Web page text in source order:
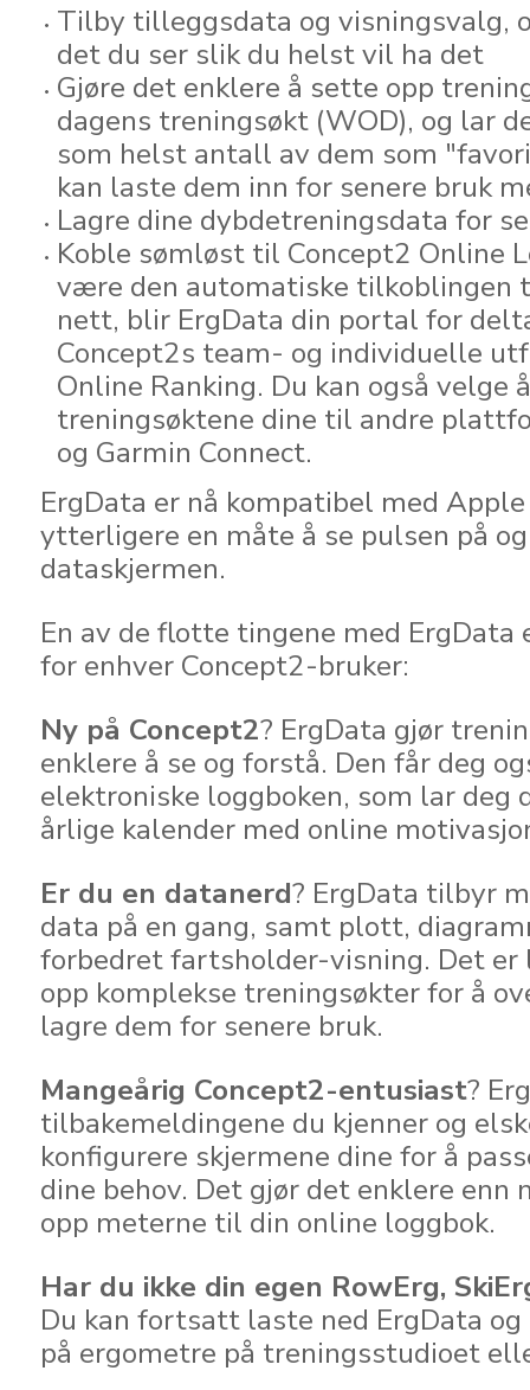
Tilby tilleggsdata og visningsvalg,
det du ser slik du helst vil ha det
Gjøre det enklere å sette opp
dagens treningsøkt (WOD), og lar
som helst antall av dem som
kan laste dem inn for senere bruk
Lagre dine dybdetreningsdata for
Koble sømløst til Concept2 Online
være den automatiske tilkoblingen
nett, blir ErgData din portal for
Concept2s team- og individuelle
Online Ranking. Du kan også velge
treningsøktene dine til andre
og Garmin Connect.
ErgData er nå kompatibel med
ytterligere en måte å se pulsen på
dataskjermen.
En av de flotte tingene med ErgData
for enhver Concept2-bruker:
Ny på Concept2? ErgData gjør
enklere å se og forstå. Den får deg
elektroniske loggboken, som lar deg
årlige kalender med online
Er du en datanerd? ErgData tilbyr
data på en gang, samt plott,
forbedret fartsholder-visning. Det
opp komplekse treningsøkter for å
lagre dem for senere bruk.
Mangeårig Concept2-entusiast?
tilbakemeldingene du kjenner og
konfigurere skjermene dine for å
dine behov. Det gjør det enklere enn
opp meterne til din online loggbok.
Har du ikke din egen RowErg,
Du kan fortsatt laste ned ErgData
på ergometre på treningsstudioet